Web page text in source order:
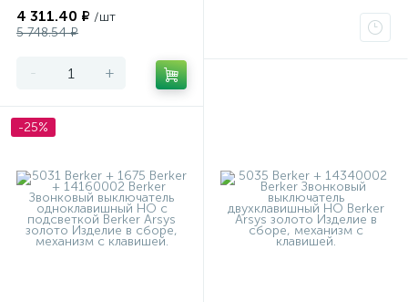
4 311.40 ₽ /шт
5 748.54 ₽
- +
-25%